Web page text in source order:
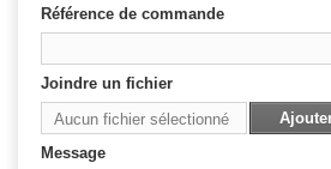
Référence de commande
Joindre un fichier
Aucun fichier sélectionné
Message